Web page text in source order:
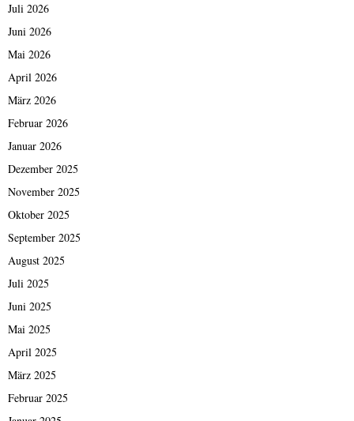
Juli 2026
Juni 2026
Mai 2026
April 2026
März 2026
Februar 2026
Januar 2026
Dezember 2025
November 2025
Oktober 2025
September 2025
August 2025
Juli 2025
Juni 2025
Mai 2025
April 2025
März 2025
Februar 2025